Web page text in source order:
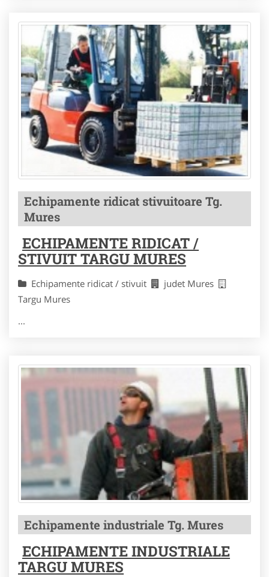
Echipamente ridicat stivuitoare Tg.
Mures
ECHIPAMENTE RIDICAT /
STIVUIT TARGU MURES
Echipamente ridicat / stivuit
judet Mures
Targu Mures
...
Echipamente industriale Tg. Mures
ECHIPAMENTE INDUSTRIALE
TARGU MURES